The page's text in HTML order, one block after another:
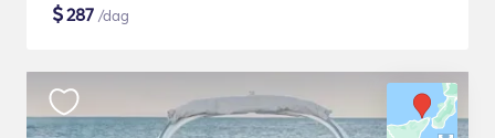
$287 /dag